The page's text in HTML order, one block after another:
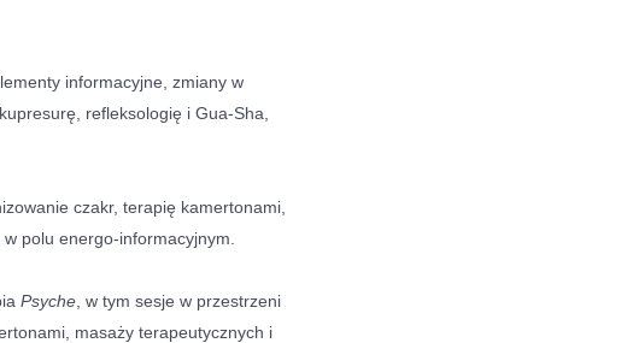
informacyjne, zmiany w
refleksologię i Gua-Sha,
czakr, terapię kamertonami,
w polu energo-informacyjnym.
Psyche , w tym sesje w przestrzeni
masaży terapeutycznych i